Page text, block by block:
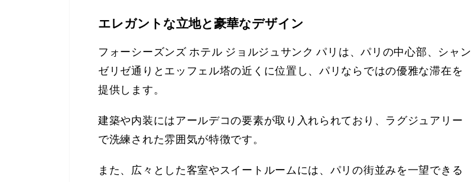
エレガントな立地と豪華なデザイン
フォーシーズンズ ホテル ジョルジュサンク パリは、パリの中心部、シャン
ゼリゼ通りとエッフェル塔の近くに位置し、パリならではの優雅な滞在を
提供します。
建築や内装にはアールデコの要素が取り入れられており、ラグジュアリー
で洗練された雰囲気が特徴です。
また、広々とした客室やスイートルームには、パリの街並みを一望できる